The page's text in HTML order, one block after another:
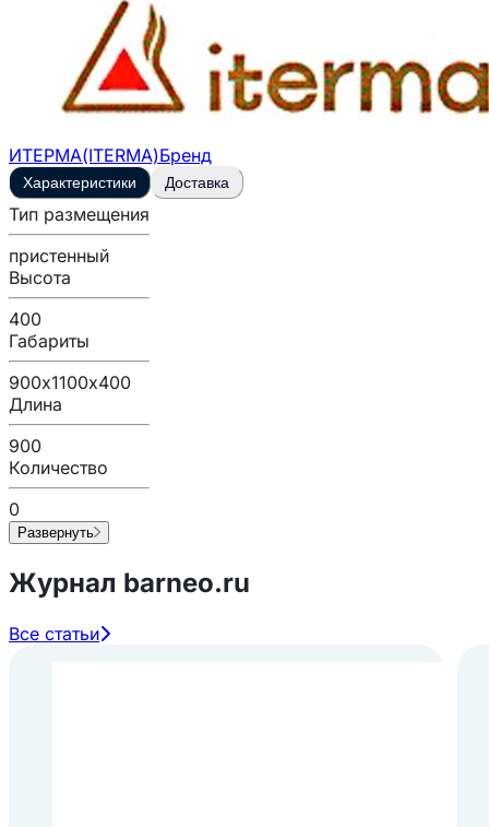
ИТЕРМА(ITERMA)Бренд
Характеристики Доставка
Тип размещения
пристенный
Высота
400
Габариты
900х1100х400
Длина
900
Количество
0
Развернуть
Журнал barneo.ru
Все статьи